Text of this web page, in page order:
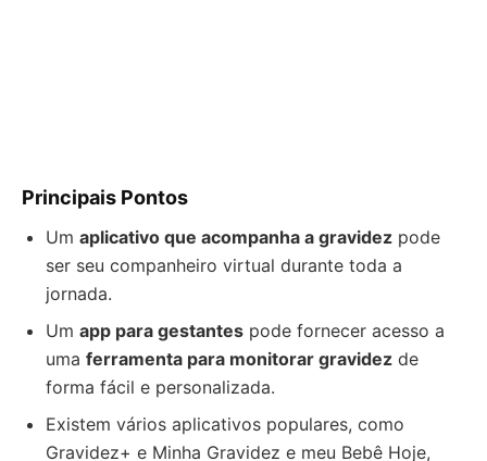
Principais Pontos
Um aplicativo que acompanha a gravidez pode
ser seu companheiro virtual durante toda a
jornada.
Um app para gestantes pode fornecer acesso a
uma ferramenta para monitorar gravidez de
forma fácil e personalizada.
Existem vários aplicativos populares, como
Gravidez+ e Minha Gravidez e meu Bebê Hoje,